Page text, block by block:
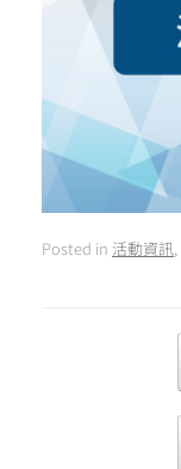
Posted in 活動資訊